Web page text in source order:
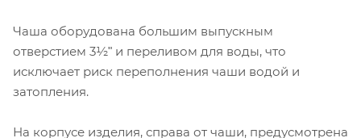
Чаша оборудована большим выпускным
отверстием 3½ʺ и переливом для воды, что
исключает риск переполнения чаши водой и
затопления.
На корпусе изделия, справа от чаши, предусмотрена